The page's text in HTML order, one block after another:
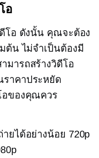
อ
โอ ดังนั้น คุณจะต้อง
ต้น ไม่จำเป็นต้องมี
ารถสร้างวิดีโอ
าคาประหยัด
อของคุณควร
ายได้อย่างน้อย 720p